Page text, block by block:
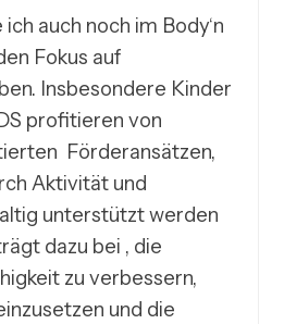
auch noch im Body‘n
Fokus auf
Insbesondere Kinder
profitieren von
Förderansätzen,
Aktivität und
unterstützt werden
dazu bei , die
zu verbessern,
und die